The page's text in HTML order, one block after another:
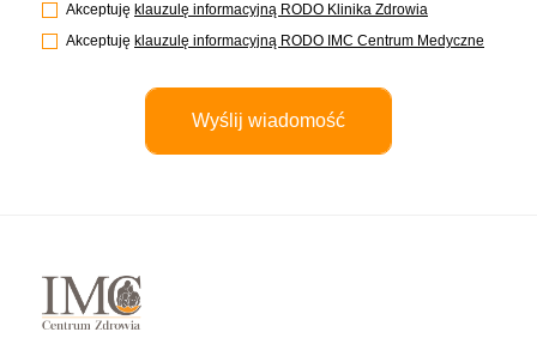
Akceptuję klauzulę informacyjną RODO Klinika Zdrowia
Akceptuję klauzulę informacyjną RODO IMC Centrum Medyczne